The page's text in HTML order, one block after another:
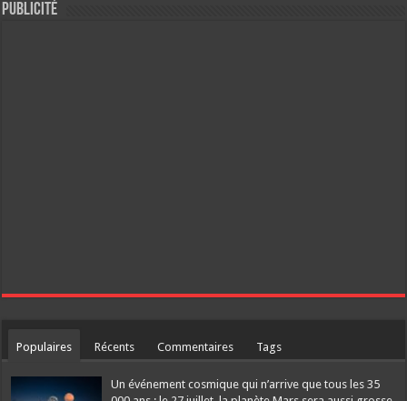
Publicité
Populaires Récents Commentaires Tags
Un événement cosmique qui n’arrive que tous les 35